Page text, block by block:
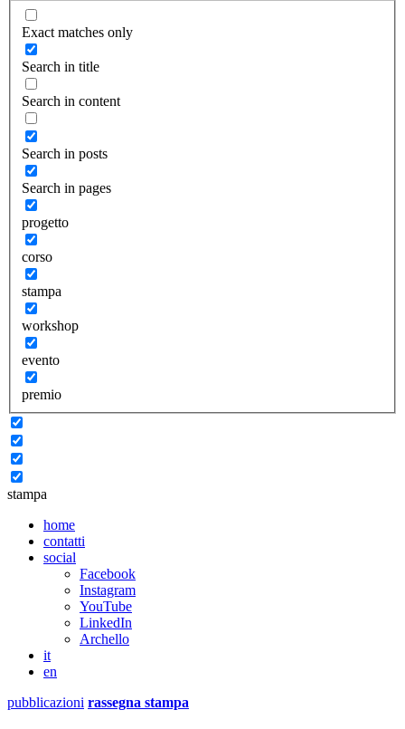
Exact matches only
Search in title
Search in content
Search in posts
Search in pages
progetto
corso
stampa
workshop
evento
premio
stampa
home
contatti
social
Facebook
Instagram
YouTube
LinkedIn
Archello
it
en
pubblicazioni rassegna stampa